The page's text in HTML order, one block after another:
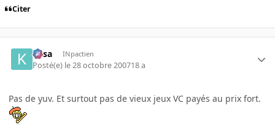
Citer
kasa INpactien
Posté(e) le 28 octobre 200718 a
Pas de yuv. Et surtout pas de vieux jeux VC payés au prix fort.